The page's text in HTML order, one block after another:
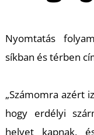
Nyomtatás
síkban és térben
„Számomra azért
hogy erdélyi
helyet kapnak,